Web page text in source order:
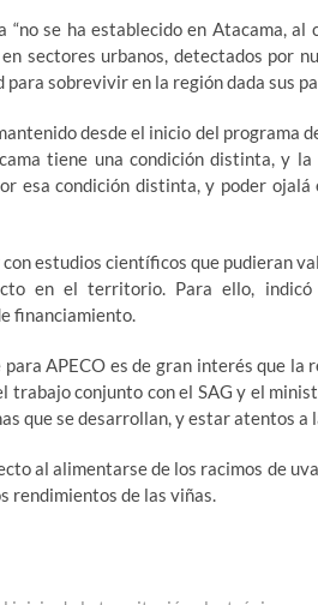
“no se ha establecido en Atacama,
sectores urbanos, detectados por
sobrevivir en la región dada sus
desde el inicio del programa
tiene una condición distinta, y
esa condición distinta, y poder
estudios científicos que pudieran
en el territorio. Para ello,
financiamiento.
APECO es de gran interés que la
trabajo conjunto con el SAG y el
que se desarrollan, y estar atentos a
al alimentarse de los racimos de
rendimientos de las viñas.